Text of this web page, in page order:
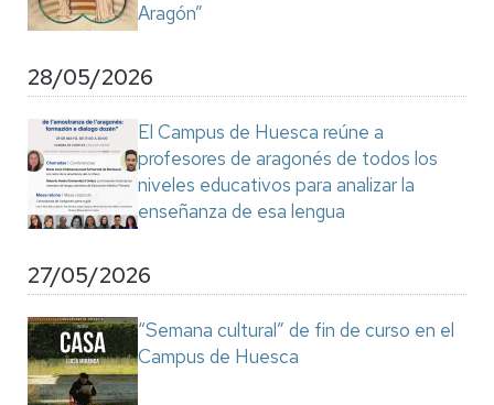
Aragón”
28/05/2026
El Campus de Huesca reúne a
profesores de aragonés de todos los
niveles educativos para analizar la
enseñanza de esa lengua
27/05/2026
“Semana cultural” de fin de curso en el
Campus de Huesca